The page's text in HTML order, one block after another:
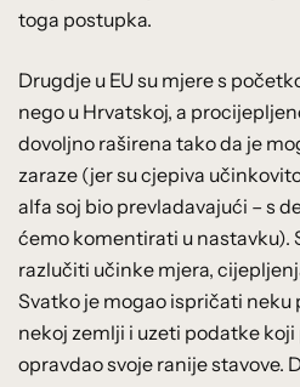
toga postupka.
Drugdje u EU su mjere s
nego u Hrvatskoj, a
dovoljno raširena tako da je
zaraze (jer su cjepiva
alfa soj bio prevladavajući – s
ćemo komentirati u nastavku).
razlučiti učinke mjera,
Svatko je mogao ispričati
nekoj zemlji i uzeti podatke
opravdao svoje ranije stavove.